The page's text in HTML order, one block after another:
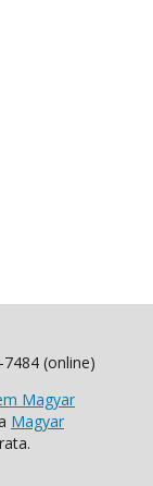
(online)
Magyar
Magyar